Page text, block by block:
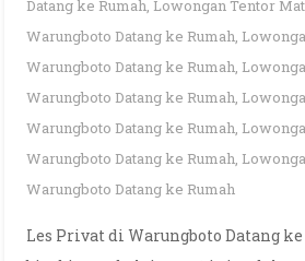
Datang ke Rumah, Lowongan Tentor
Warungboto Datang ke Rumah,
Warungboto Datang ke Rumah,
Warungboto Datang ke Rumah,
Warungboto Datang ke Rumah,
Warungboto Datang ke Rumah,
Warungboto Datang ke Rumah
Les Privat di Warungboto Datang